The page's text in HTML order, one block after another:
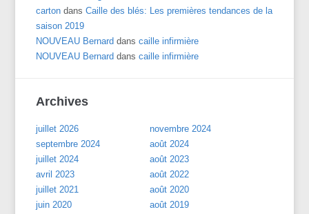
carton dansCaille des blés: Les premières tendances de la
saison 2019
NOUVEAU Bernard danscaille infirmière
NOUVEAU Bernard danscaille infirmière
Archives
juillet 2026
novembre 2024
septembre 2024
août 2024
juillet 2024
août 2023
avril 2023
août 2022
juillet 2021
août 2020
juin 2020
août 2019